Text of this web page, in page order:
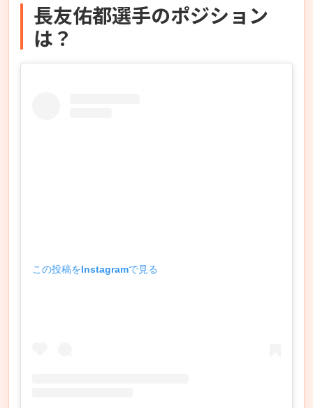
長友佑都選手のポジション
は？
この投稿をInstagramで見る